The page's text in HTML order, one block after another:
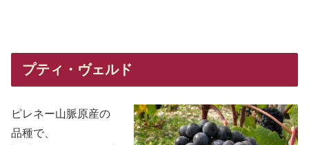
プティ・ヴェルド
ピレネー山脈原産の
品種で、